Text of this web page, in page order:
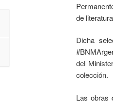
de
Dicha
del
colección.
Las obras